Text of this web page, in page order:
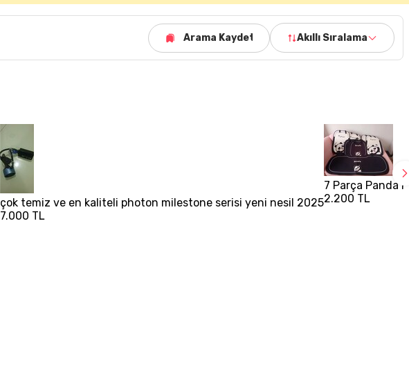
Arama Kaydet Akıllı Sıralama
çok temiz ve en kaliteli photon milestone serisi yeni nesil 2025
7.000 TL
7 Parça Panda
2.200 TL